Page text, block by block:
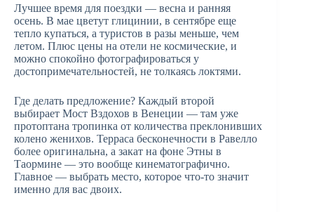
Лучшее время для поездки — весна и ранняя
осень. В мае цветут глицинии, в сентябре еще
тепло купаться, а туристов в разы меньше, чем
летом. Плюс цены на отели не космические, и
можно спокойно фотографироваться у
достопримечательностей, не толкаясь локтями.
Где делать предложение? Каждый второй
выбирает Мост Вздохов в Венеции — там уже
протоптана тропинка от количества преклонивших
колено женихов. Терраса бесконечности в Равелло
более оригинальна, а закат на фоне Этны в
Таормине — это вообще кинематографично.
Главное — выбрать место, которое что-то значит
именно для вас двоих.